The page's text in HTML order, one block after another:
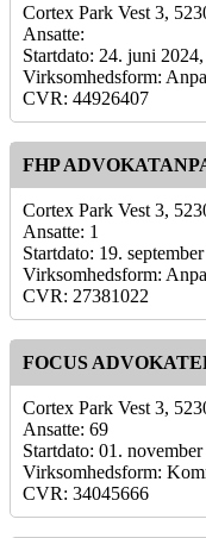
Cortex Park Vest 3,
Ansatte:
Startdato: 24. juni 2024,
Virksomhedsform:
CVR: 44926407
FHP
Cortex Park Vest 3,
Ansatte: 1
Startdato: 19.
Virksomhedsform:
CVR: 27381022
FOCUS
Cortex Park Vest 3,
Ansatte: 69
Startdato: 01. november
Virksomhedsform:
CVR: 34045666